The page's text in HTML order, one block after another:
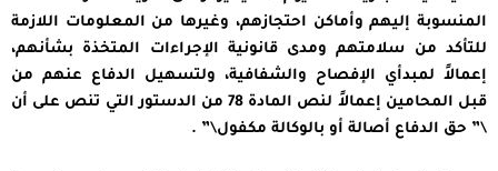
المنسوبة إليهم وأماكن احتجازهم، وغيرها من المعلومات اللازمة
للتأكد من سلامتهم ومدى قانونية الإجراءات المتخذة بشأنهم،
إعمالاً لمبدأي الإفصاح والشفافية، ولتسهيل الدفاع عنهم من
قبل المحامين إعمالاً لنص المادة 78 من الدستور التي تنص على أن
\” حق الدفاع أصالة أو بالوكالة مكفول\” .